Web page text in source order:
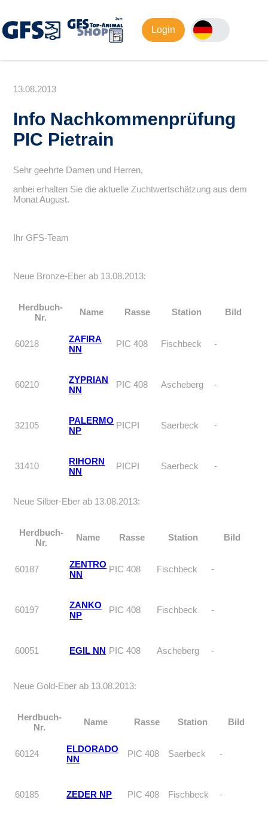
Login
13.08.2013
Info Nachkommenprüfung
PIC Pietrain
Sehr geehrte Damen und Herren,
anbei erhalten Sie die aktuelle Zuchtwertschätzung aus dem
Monat August.
Ihr GFS-Team
Neue Bronze-Eber ab 13.08.2013:
Herdbuch-
Nr.
Name Rasse Station Bild
60218
ZAFIRA
NN
PIC 408 Fischbeck -
60210
ZYPRIAN
NN
PIC 408 Ascheberg -
32105
PALERMO
NP
PICPI Saerbeck -
31410
RIHORN
NN
PICPI Saerbeck -
Neue Silber-Eber ab 13.08.2013:
Herdbuch-
Nr.
Name Rasse Station Bild
60187
ZENTRO
NN
PIC 408 Fischbeck -
60197
ZANKO
NP
PIC 408 Fischbeck -
60051 EGIL NN PIC 408 Ascheberg -
Neue Gold-Eber ab 13.08.2013:
Herdbuch-
Nr.
Name Rasse Station Bild
60124
ELDORADO
NN
PIC 408 Saerbeck -
60185 ZEDER NP PIC 408 Fischbeck -